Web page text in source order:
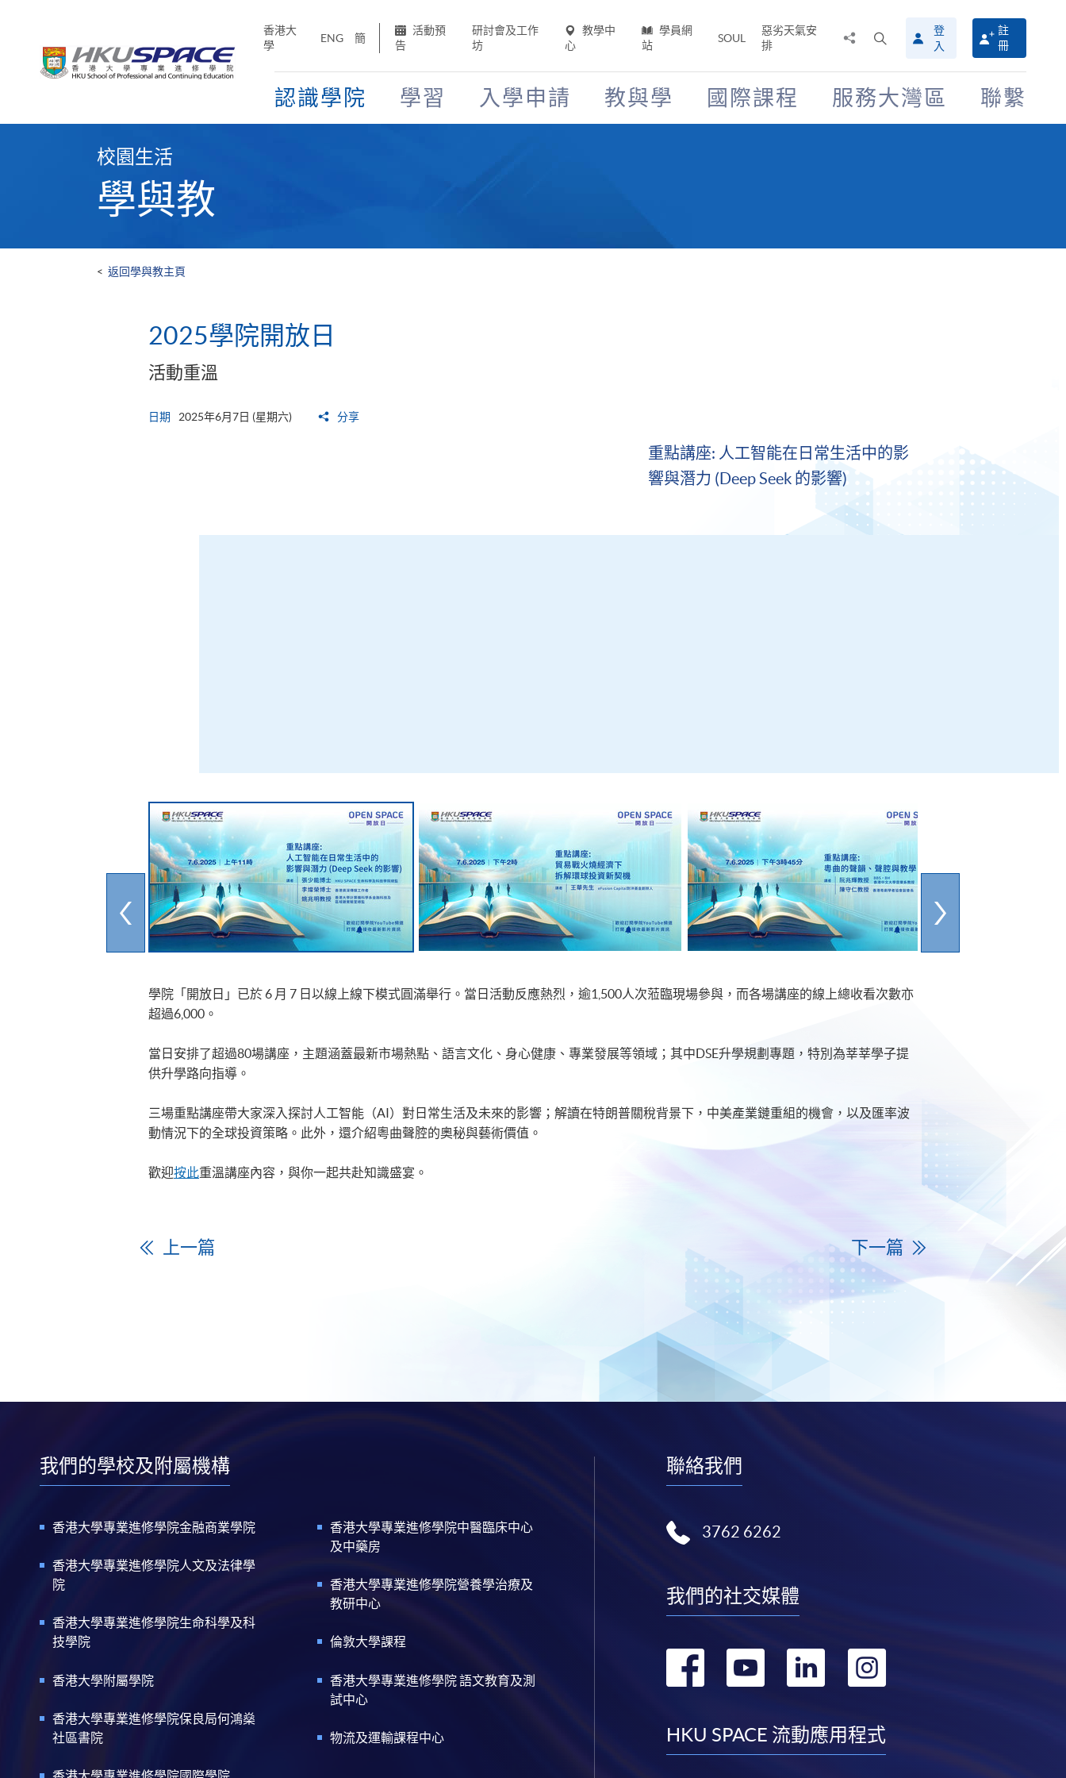
香港大
學
ENG 簡
活動預
告
研討會及工作
坊
教學中
心
學員網
站
SOUL
惡劣天氣安
排
搜
尋
介
面
登
入
註
冊
認識學院 學習 入學申請 教與學 國際課程 服務大灣區 聯繫
校園生活
學與教
< 返回學與教主頁
2025學院開放日
活動重溫
日期 2025年6月7日 (星期六) 分享
重點講座: 人工智能在日常生活中的影
響與潛力 (Deep Seek 的影響)
學院「開放日」已於 6 月 7 日以線上線下模式圓滿舉行。當日活動反應熱烈，逾1,500人次蒞臨現場參與，而各場講座的線上總收看次數亦
超過6,000。
當日安排了超過80場講座，主題涵蓋最新市場熱點、語言文化、身心健康、專業發展等領域；其中DSE升學規劃專題，特別為莘莘學子提
供升學路向指導。
三場重點講座帶大家深入探討人工智能（AI）對日常生活及未來的影響；解讀在特朗普關稅背景下，中美產業鏈重組的機會，以及匯率波
動情況下的全球投資策略。此外，還介紹粵曲聲腔的奧秘與藝術價值。
歡迎按此重溫講座內容，與你一起共赴知識盛宴。
上一篇 下一篇
我們的學校及附屬機構
香港大學專業進修學院金融商業學院
香港大學專業進修學院人文及法律學
院
香港大學專業進修學院生命科學及科
技學院
香港大學附屬學院
香港大學專業進修學院保良局何鴻燊
社區書院
香港大學專業進修學院中醫臨床中心
及中藥房
香港大學專業進修學院營養學治療及
教研中心
倫敦大學課程
香港大學專業進修學院 語文教育及測
試中心
物流及運輸課程中心
聯絡我們
3762 6262
我們的社交媒體
轉
facebook
轉
youtube
轉
linkedin
轉
instagram
HKU SPACE 流動應用程式